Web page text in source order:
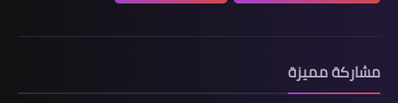
مشاركة مميزة